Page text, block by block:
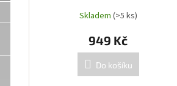
Skladem (>5 ks)
949 Kč
Do košíku